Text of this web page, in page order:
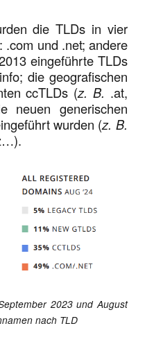
die TLDs in vier
.com und .net; andere
eingeführte TLDs
die geografischen
ccTLDs (z. B. .at,
generischen
wurden (z. B.
2023 und August
nach TLD